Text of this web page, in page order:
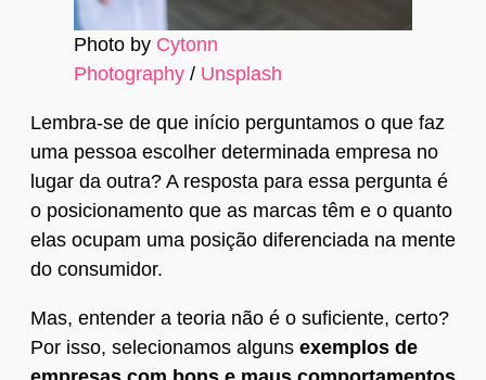
Photo by Cytonn
Photography / Unsplash
Lembra-se de que início perguntamos o que faz
uma pessoa escolher determinada empresa no
lugar da outra? A resposta para essa pergunta é
o posicionamento que as marcas têm e o quanto
elas ocupam uma posição diferenciada na mente
do consumidor.
Mas, entender a teoria não é o suficiente, certo?
Por isso, selecionamos alguns exemplos de